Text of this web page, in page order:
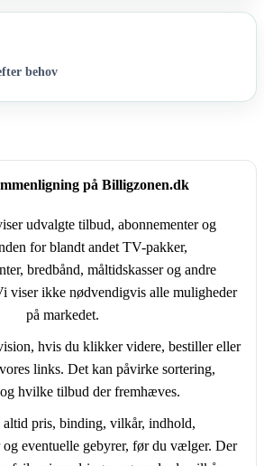
behov
på Billigzonen.dk
udvalgte tilbud, abonnementer og
for blandt andet TV-pakker,
bredbånd, måltidskasser og andre
viser ikke nødvendigvis alle muligheder
på markedet.
hvis du klikker videre, bestiller eller
links. Det kan påvirke sortering,
hvilke tilbud der fremhæves.
altid pris, binding, vilkår, indhold,
og eventuelle gebyrer, før du vælger. Der